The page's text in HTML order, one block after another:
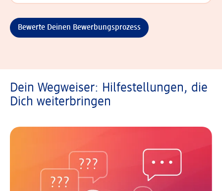
Bewerte Deinen Bewerbungsprozess
Dein Wegweiser: Hilfestellungen, die
Dich weiterbringen